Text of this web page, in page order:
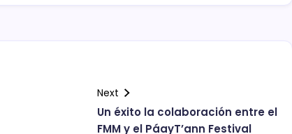
Next
Un éxito la colaboración entre el
FMM y el PáayT’ann Festival